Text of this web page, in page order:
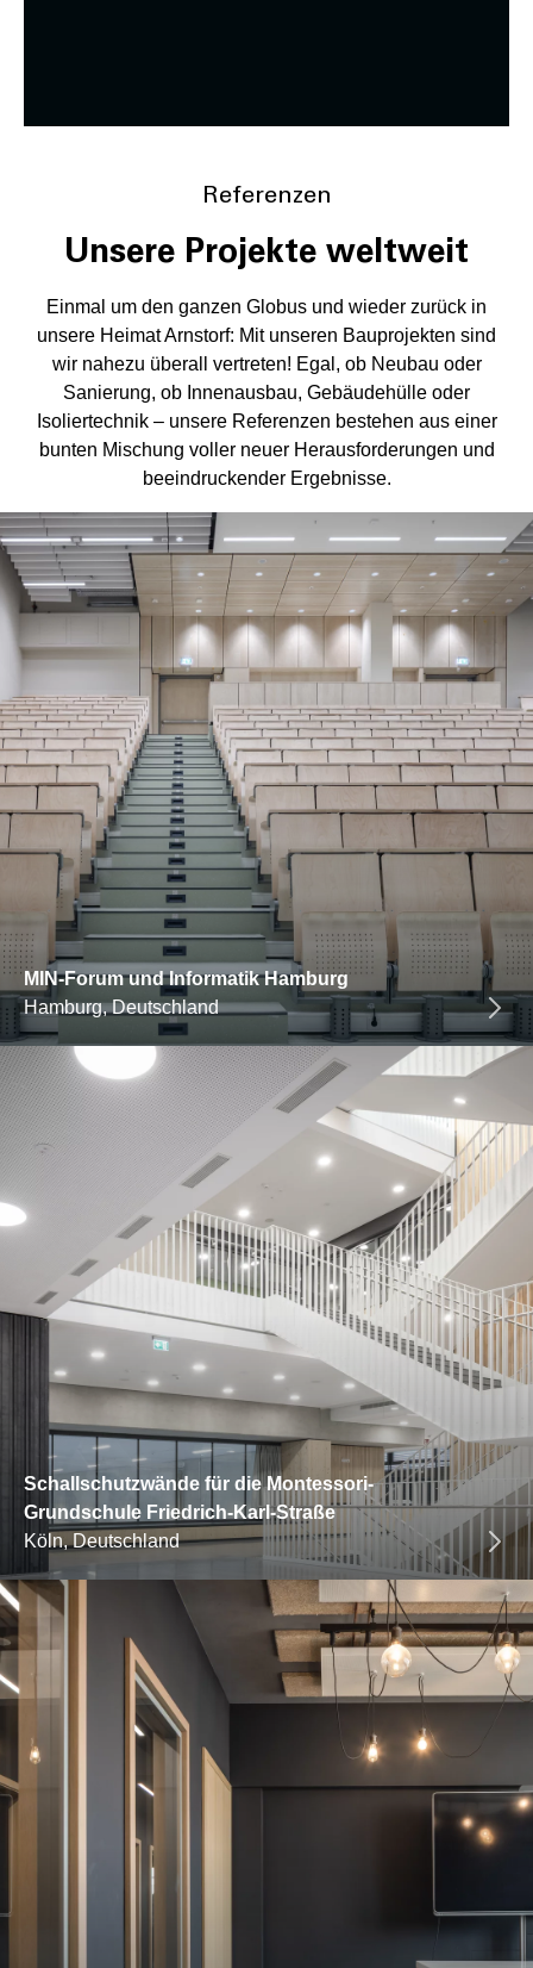
Referenzen
Unsere Projekte weltweit
Einmal um den ganzen Globus und wieder zurück in
unsere Heimat Arnstorf: Mit unseren Bauprojekten sind
wir nahezu überall vertreten! Egal, ob Neubau oder
Sanierung, ob Innenausbau, Gebäudehülle oder
Isoliertechnik – unsere Referenzen bestehen aus einer
bunten Mischung voller neuer Herausforderungen und
beeindruckender Ergebnisse.
MIN-Forum und Informatik Hamburg
Hamburg, Deutschland
Schallschutzwände für die Montessori-
Grundschule Friedrich-Karl-Straße
Köln, Deutschland